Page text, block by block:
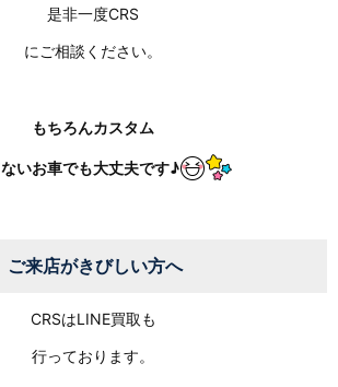
是非一度CRS
にご相談ください。
もちろんカスタム
いお車でも大丈夫です♪
ご来店がきびしい方へ
CRSはLINE買取も
行っております。